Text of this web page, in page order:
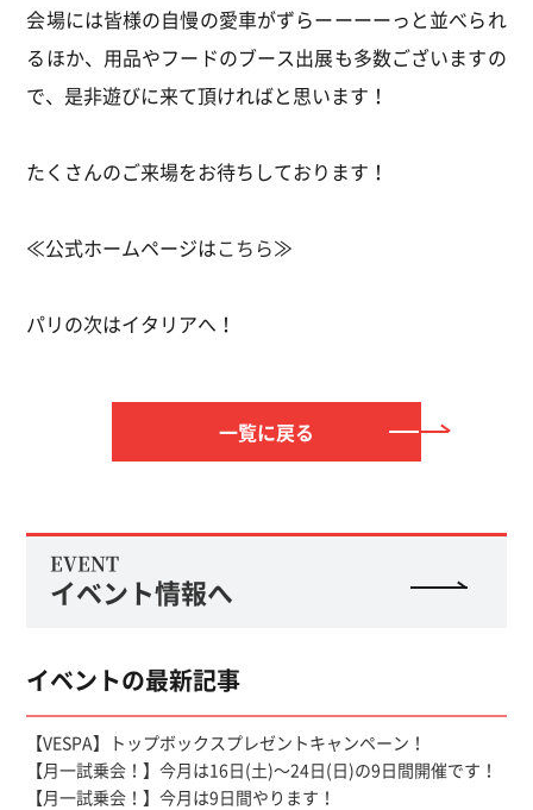
会場には皆様の自慢の愛車がずらーーーーっと並べられ
るほか、用品やフードのブース出展も多数ございますの
で、是非遊びに来て頂ければと思います！
たくさんのご来場をお待ちしております！
≪公式ホームページはこちら≫
パリの次はイタリアへ！
一覧に戻る
EVENT
イベント情報へ
イベントの最新記事
【VESPA】トップボックスプレゼントキャンペーン！
【月一試乗会！】今月は16日(土)～24日(日)の9日間開催です！
【月一試乗会！】今月は9日間やります！